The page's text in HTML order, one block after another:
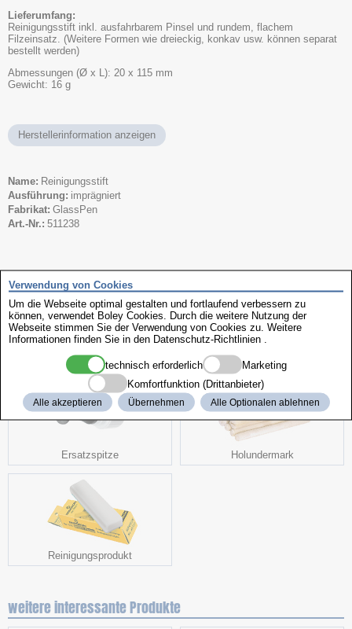
Lieferumfang:
Reinigungsstift inkl. ausfahrbarem Pinsel und rundem, flachem
Filzeinsatz. (Weitere Formen wie dreieckig, konkav usw. können separat
bestellt werden)
Abmessungen (Ø x L): 20 x 115 mm
Gewicht: 16 g
Herstellerinformation anzeigen
Name Reinigungsstift
Ausführung imprägniert
Fabrikat GlassPen
Art.-Nr. 511238
dazu passt
Ersatzspitze Ersatzspitze
Ersatzspitze Holundermark
Reinigungsprodukt
weitere interessante Produkte
Verwendung von Cookies
Um die Webseite optimal gestalten und fortlaufend verbessern zu
können, verwendet Boley Cookies. Durch die weitere Nutzung der
Webseite stimmen Sie der Verwendung von Cookies zu. Weitere
Informationen finden Sie in den Datenschutz-Richtlinien
technisch erforderlich
Marketing
Komfortfunktion (Drittanbieter)
Alle akzeptieren Übernehmen Alle Optionalen ablehnen